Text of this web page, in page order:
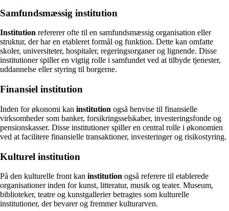
Samfundsmæssig institution
Institution refererer ofte til en samfundsmæssig organisation eller
struktur, der har en etableret formål og funktion. Dette kan omfatte
skoler, universiteter, hospitaler, regeringsorganer og lignende. Disse
institutioner spiller en vigtig rolle i samfundet ved at tilbyde tjenester,
uddannelse eller styring til borgerne.
Finansiel institution
Inden for økonomi kan institution også henvise til finansielle
virksomheder som banker, forsikringsselskaber, investeringsfonde og
pensionskasser. Disse institutioner spiller en central rolle i økonomien
ved at facilitere finansielle transaktioner, investeringer og risikostyring.
Kulturel institution
På den kulturelle front kan institution også referere til etablerede
organisationer inden for kunst, litteratur, musik og teater. Museum,
biblioteker, teatre og kunstgallerier betragtes som kulturelle
institutioner, der bevarer og fremmer kulturarven.